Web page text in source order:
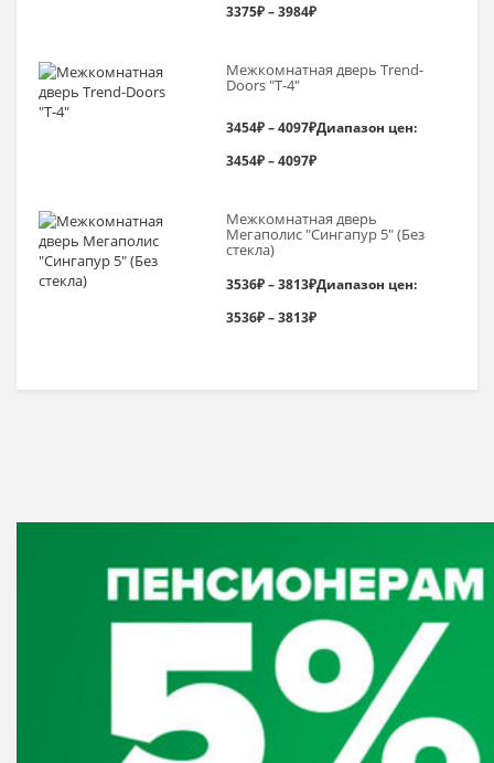
3375₽ – 3984₽
Межкомнатная дверь Trend-
Doоrs "Т-4"
3454₽–4097₽Диапазон цен:
3454₽ – 4097₽
Межкомнатная дверь
Мегаполис "Сингапур 5" (Без
стекла)
3536₽–3813₽Диапазон цен:
3536₽ – 3813₽